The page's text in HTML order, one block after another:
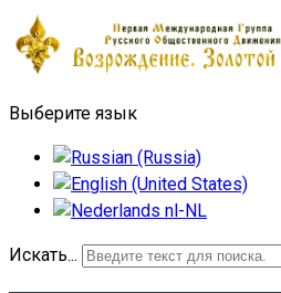
Выберите язык
Искать...